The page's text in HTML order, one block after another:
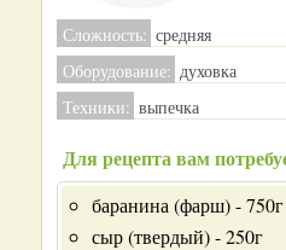
Сложность: средняя
Оборудование: духовка
Техники: выпечка
Для рецепта вам
баранина (фарш) - 750г
сыр (твердый) - 250г